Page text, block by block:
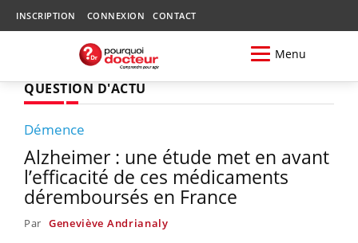
INSCRIPTION CONNEXION CONTACT
Menu
QUESTION D'ACTU
Démence
Alzheimer : une étude met en avant
l’efficacité de ces médicaments
déremboursés en France
Par Geneviève Andrianaly